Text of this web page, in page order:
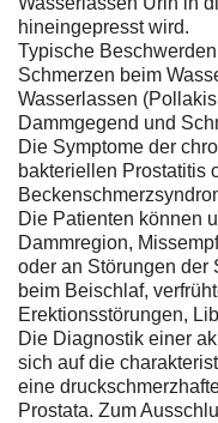
hineingepresst wird.
Typische
Schmerzen beim
Wasserlassen
Dammgegend und
Die Symptome der
bakteriellen Prostatitis
Die Patienten können
Dammregion,
oder an Störungen der
beim Beischlaf,
Erektionsstörungen,
Die Diagnostik einer
sich auf die
eine
Prostata. Zum